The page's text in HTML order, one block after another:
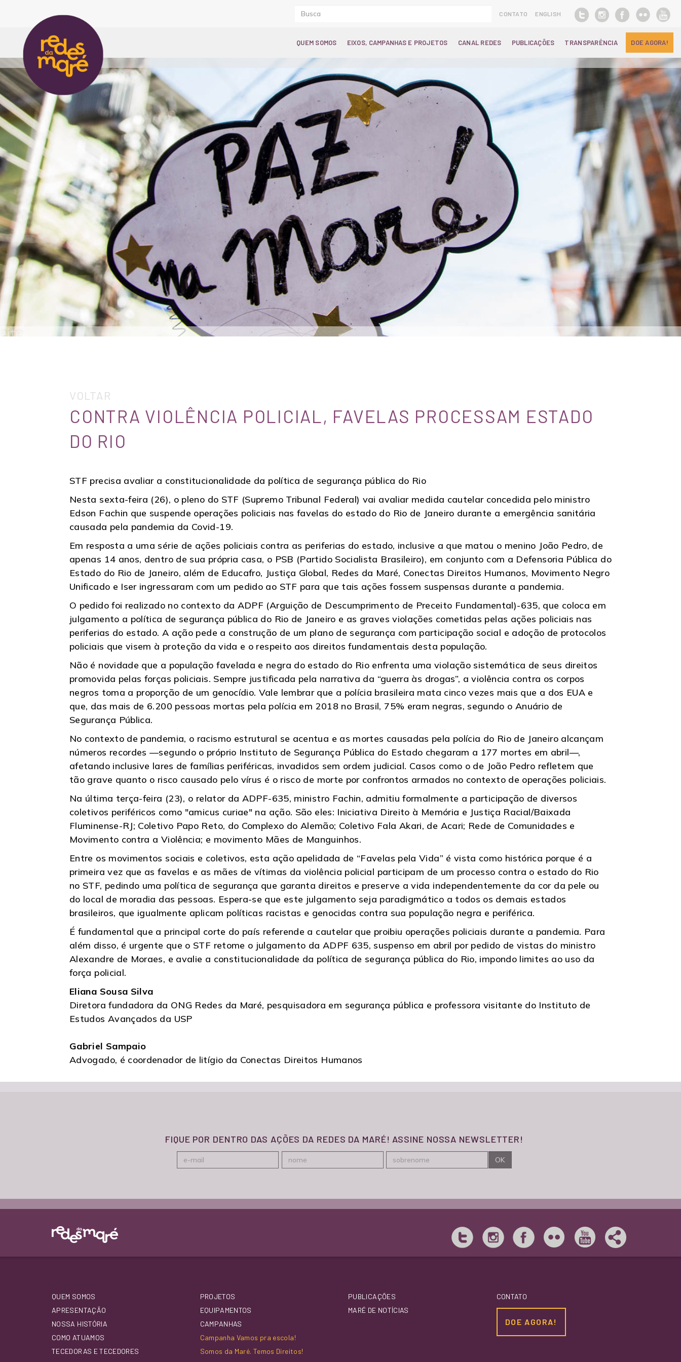
CONTATO ENGLISH
QUEM SOMOS EIXOS, CAMPANHAS E PROJETOS CANAL REDES PUBLICAÇÕES TRANSPARÊNCIA DOE AGORA!
VOLTAR
CONTRA VIOLÊNCIA POLICIAL, FAVELAS PROCESSAM ESTADO
DO RIO
STF precisa avaliar a constitucionalidade da política de segurança pública do Rio
Nesta sexta-feira (26), o pleno do STF (Supremo Tribunal Federal) vai avaliar medida cautelar concedida pelo ministro
Edson Fachin que suspende operações policiais nas favelas do estado do Rio de Janeiro durante a emergência sanitária
causada pela pandemia da Covid-19.
Em resposta a uma série de ações policiais contra as periferias do estado, inclusive a que matou o menino João Pedro, de
apenas 14 anos, dentro de sua própria casa, o PSB (Partido Socialista Brasileiro), em conjunto com a Defensoria Pública do
Estado do Rio de Janeiro, além de Educafro, Justiça Global, Redes da Maré, Conectas Direitos Humanos, Movimento Negro
Unificado e Iser ingressaram com um pedido ao STF para que tais ações fossem suspensas durante a pandemia.
O pedido foi realizado no contexto da ADPF (Arguição de Descumprimento de Preceito Fundamental)-635, que coloca em
julgamento a política de segurança pública do Rio de Janeiro e as graves violações cometidas pelas ações policiais nas
periferias do estado. A ação pede a construção de um plano de segurança com participação social e adoção de protocolos
policiais que visem à proteção da vida e o respeito aos direitos fundamentais desta população.
Não é novidade que a população favelada e negra do estado do Rio enfrenta uma violação sistemática de seus direitos
promovida pelas forças policiais. Sempre justificada pela narrativa da “guerra às drogas”, a violência contra os corpos
negros toma a proporção de um genocídio. Vale lembrar que a polícia brasileira mata cinco vezes mais que a dos EUA e
que, das mais de 6.200 pessoas mortas pela polícia em 2018 no Brasil, 75% eram negras, segundo o Anuário de
Segurança Pública.
No contexto de pandemia, o racismo estrutural se acentua e as mortes causadas pela polícia do Rio de Janeiro alcançam
números recordes —segundo o próprio Instituto de Segurança Pública do Estado chegaram a 177 mortes em abril—,
afetando inclusive lares de famílias periféricas, invadidos sem ordem judicial. Casos como o de João Pedro refletem que
tão grave quanto o risco causado pelo vírus é o risco de morte por confrontos armados no contexto de operações policiais.
Na última terça-feira (23), o relator da ADPF-635, ministro Fachin, admitiu formalmente a participação de diversos
coletivos periféricos como "amicus curiae" na ação. São eles: Iniciativa Direito à Memória e Justiça Racial/Baixada
Fluminense-RJ; Coletivo Papo Reto, do Complexo do Alemão; Coletivo Fala Akari, de Acari; Rede de Comunidades e
Movimento contra a Violência; e movimento Mães de Manguinhos.
Entre os movimentos sociais e coletivos, esta ação apelidada de “Favelas pela Vida” é vista como histórica porque é a
primeira vez que as favelas e as mães de vítimas da violência policial participam de um processo contra o estado do Rio
no STF, pedindo uma política de segurança que garanta direitos e preserve a vida independentemente da cor da pele ou
do local de moradia das pessoas. Espera-se que este julgamento seja paradigmático a todos os demais estados
brasileiros, que igualmente aplicam políticas racistas e genocidas contra sua população negra e periférica.
É fundamental que a principal corte do país referende a cautelar que proibiu operações policiais durante a pandemia. Para
além disso, é urgente que o STF retome o julgamento da ADPF 635, suspenso em abril por pedido de vistas do ministro
Alexandre de Moraes, e avalie a constitucionalidade da política de segurança pública do Rio, impondo limites ao uso da
força policial.
Eliana Sousa Silva
Diretora fundadora da ONG Redes da Maré, pesquisadora em segurança pública e professora visitante do Instituto de
Estudos Avançados da USP
Gabriel Sampaio
Advogado, é coordenador de litígio da Conectas Direitos Humanos
FIQUE POR DENTRO DAS AÇÕES DA REDES DA MARÉ! ASSINE NOSSA NEWSLETTER!
QUEM SOMOS
APRESENTAÇÃO
NOSSA HISTÓRIA
COMO ATUAMOS
TECEDORAS E TECEDORES
PROJETOS
EQUIPAMENTOS
CAMPANHAS
Campanha Vamos pra escola!
Somos da Maré. Temos Direitos!
PUBLICAÇÕES
MARÉ DE NOTÍCIAS
CONTATO
DOE AGORA!